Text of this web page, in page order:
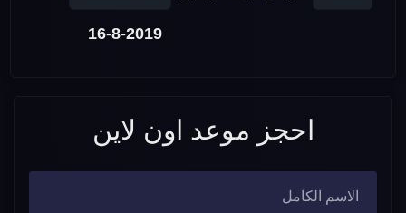
16-8-2019
احجز موعد اون لاين